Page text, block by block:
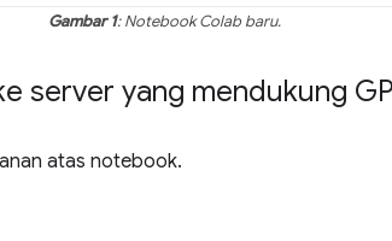
Gambar 1: Notebook Colab baru.
server yang mendukung
atas notebook.